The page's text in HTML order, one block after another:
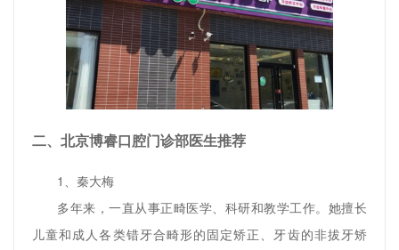
二、北京博睿口腔门诊部医生推荐
1、秦大梅
多年来，一直从事正畸医学、科研和教学工作。她擅长
儿童和成人各类错牙合畸形的固定矫正、牙齿的非拔牙矫